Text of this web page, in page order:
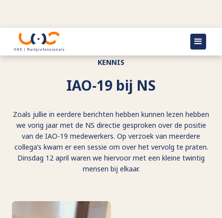
KENNIS
IAO-19 bij NS
Zoals jullie in eerdere berichten hebben kunnen lezen hebben
we vorig jaar met de NS directie gesproken over de positie
van de IAO-19 medewerkers. Op verzoek van meerdere
collega’s kwam er een sessie om over het vervolg te praten.
Dinsdag 12 april waren we hiervoor met een kleine twintig
mensen bij elkaar.